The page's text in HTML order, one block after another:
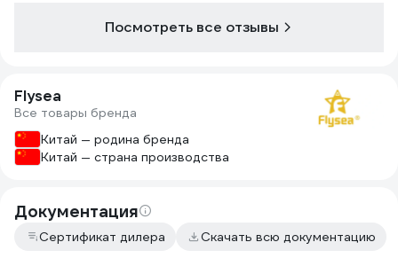
Посмотреть все отзывы
Flysea
Все товары бренда
Китай — родина бренда
Китай — страна производства
Документация
Сертификат дилера Скачать всю документацию